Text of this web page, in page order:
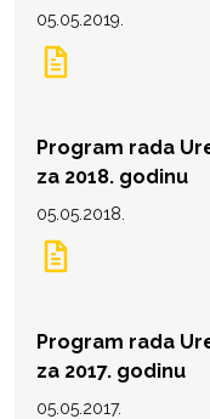
05.05.2019.
Program rada
za 2018. godinu
05.05.2018.
Program rada
za 2017. godinu
05.05.2017.